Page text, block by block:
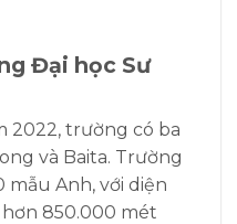
Đại học Sư
2022, trường có ba
và Baita. Trường
mẫu Anh, với diện
850.000 mét